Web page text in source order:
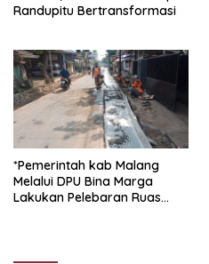
Randupitu Bertransformasi
*Pemerintah kab Malang
Melalui DPU Bina Marga
Lakukan Pelebaran Ruas